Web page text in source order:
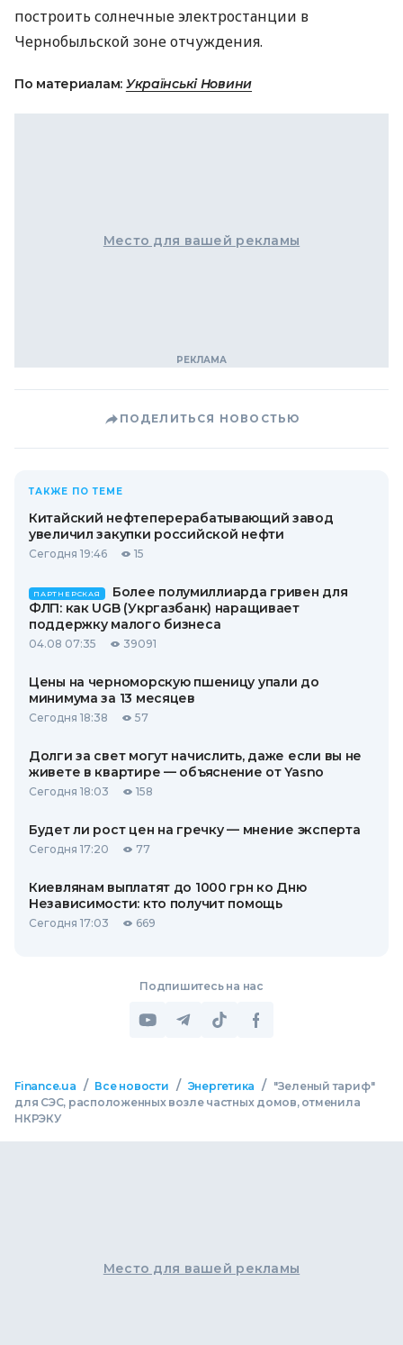
построить солнечные электростанции в
Чернобыльской зоне отчуждения.
По материалам: Українські Новини
Место для вашей рекламы
ПОДЕЛИТЬСЯ НОВОСТЬЮ
ТАКЖЕ ПО ТЕМЕ
Китайский нефтеперерабатывающий завод
увеличил закупки российской нефти
Сегодня 19:46 15
ПАРТНЕРСКАЯ
Более полумиллиарда гривен для
ФЛП: как UGB (Укргазбанк) наращивает
поддержку малого бизнеса
04.08 07:35 39091
Цены на черноморскую пшеницу упали до
минимума за 13 месяцев
Сегодня 18:38 57
Долги за свет могут начислить, даже если вы не
живете в квартире — объяснение от Yasno
Сегодня 18:03 158
Будет ли рост цен на гречку — мнение эксперта
Сегодня 17:20 77
Киевлянам выплатят до 1000 грн ко Дню
Независимости: кто получит помощь
Сегодня 17:03 669
Подпишитесь на нас
Finance.ua / Все новости / Энергетика /
"Зеленый тариф"
для СЭС, расположенных возле частных домов, отменила
НКРЭКУ
Место для вашей рекламы